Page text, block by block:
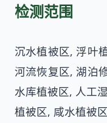
检测范围
沉水植被区, 浮叶
河流恢复区, 湖泊
水库植被区, 人工
植被区, 咸水植被